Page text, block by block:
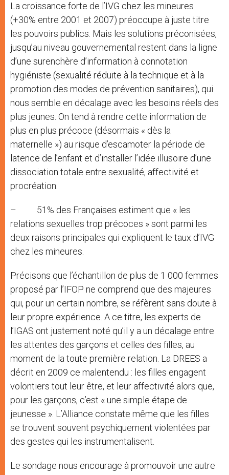
La croissance forte de l’IVG chez les mineures
(+30% entre 2001 et 2007) préoccupe à juste titre
les pouvoirs publics. Mais les solutions préconisées,
jusqu’au niveau gouvernemental restent dans la ligne
d’une surenchère d’information à connotation
hygiéniste (sexualité réduite à la technique et à la
promotion des modes de prévention sanitaires), qui
nous semble en décalage avec les besoins réels des
plus jeunes. On tend à rendre cette information de
plus en plus précoce (désormais « dès la
maternelle ») au risque d’escamoter la période de
latence de l’enfant et d’installer l’idée illusoire d’une
dissociation totale entre sexualité, affectivité et
procréation.
– 51% des Françaises estiment que « les
relations sexuelles trop précoces » sont parmi les
deux raisons principales qui expliquent le taux d’IVG
chez les mineures.
Précisons que l’échantillon de plus de 1 000 femmes
proposé par l’IFOP ne comprend que des majeures
qui, pour un certain nombre, se réfèrent sans doute à
leur propre expérience. A ce titre, les experts de
l’IGAS ont justement noté qu’il y a un décalage entre
les attentes des garçons et celles des filles, au
moment de la toute première relation. La DREES a
décrit en 2009 ce malentendu : les filles engagent
volontiers tout leur être, et leur affectivité alors que,
pour les garçons, c’est « une simple étape de
jeunesse ». L’Alliance constate même que les filles
se trouvent souvent psychiquement violentées par
des gestes qui les instrumentalisent.
Le sondage nous encourage à promouvoir une autre